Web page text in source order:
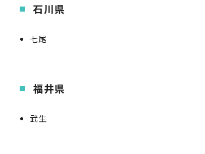
石川県
七尾
福井県
武生